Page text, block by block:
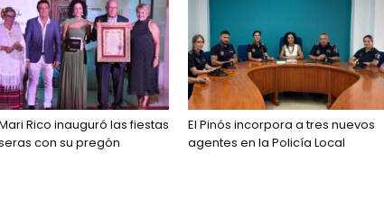
Rico inauguró las fiestas
con su pregón
El Pinós incorpora a tres nuevos
agentes en la Policía Local